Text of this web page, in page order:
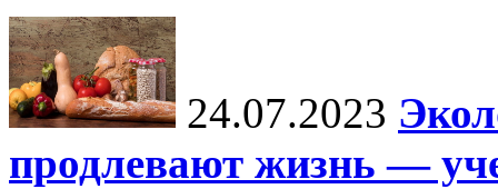
24.07.2023
продлевают жизнь —